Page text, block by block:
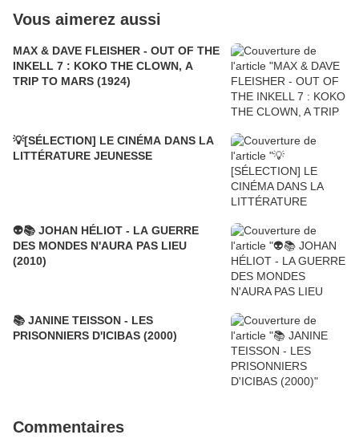
Vous aimerez aussi
MAX & DAVE FLEISHER - OUT OF THE
INKELL 7 : KOKO THE CLOWN, A
TRIP TO MARS (1924)
💡[SÉLECTION] LE CINÉMA DANS LA
LITTÉRATURE JEUNESSE
👽📚 JOHAN HÉLIOT - LA GUERRE
DES MONDES N'AURA PAS LIEU
(2010)
📚 JANINE TEISSON - LES
PRISONNIERS D'ICIBAS (2000)
Commentaires